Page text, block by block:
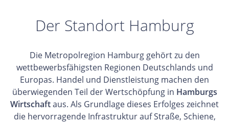
Der Standort Hamburg
Die Metropolregion Hamburg gehört zu den
wettbewerbsfähigsten Regionen Deutschlands und
Europas. Handel und Dienstleistung machen den
überwiegenden Teil der Wertschöpfung in Hamburgs
Wirtschaftaus. Als Grundlage dieses Erfolges zeichnet
die hervorragende Infrastruktur auf Straße, Schiene,